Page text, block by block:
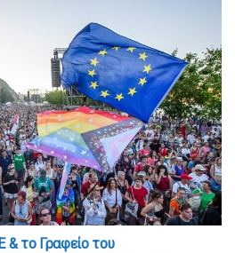
& το Γραφείο του